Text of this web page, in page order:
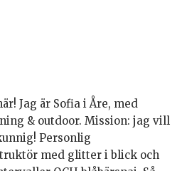
Jag är Sofia i Åre, med
& outdoor. Mission: jag vill
Personlig
med glitter i blick och